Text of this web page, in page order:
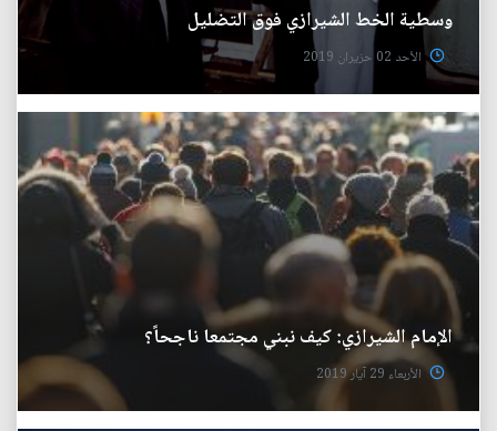
وسطية الخط الشيرازي فوق التضليل
الأحد 02 حزيران 2019
الإمام الشيرازي: كيف نبني مجتمعا ناجحاً؟
الأربعاء 29 آيار 2019